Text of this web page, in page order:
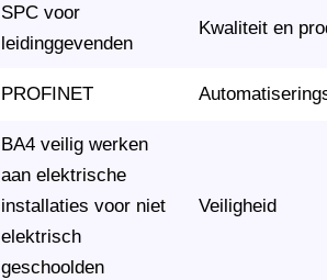
SPC voor
leidinggevenden
Kwaliteit en
PROFINET
BA4 veilig werken
aan elektrische
installaties voor niet
elektrisch
geschoolden
Veiligheid